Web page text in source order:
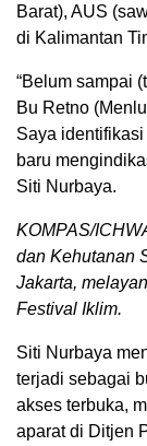
Barat), AUS
di Kalimantan
“Belum sampai
Bu Retno
Saya
baru
Siti Nurbaya.
KOMPAS/
dan Kehutanan
Jakarta,
Festival Iklim.
Siti Nurbaya
terjadi sebagai
akses terbuka,
aparat di Ditjen